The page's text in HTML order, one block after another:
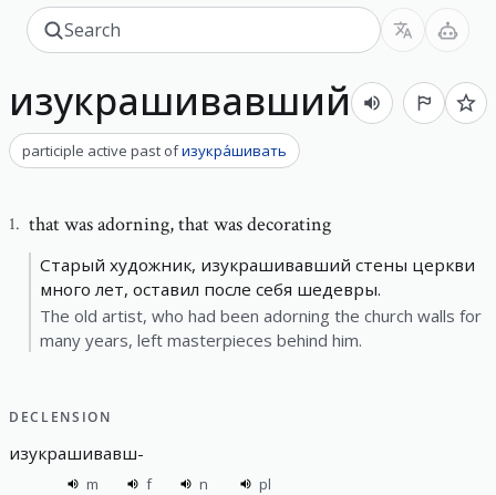
изукрашивавший
participle active past ofизукра́шивать
1. that was adorning,that was decorating
Старый художник, изукрашивавший стены церкви
много лет, оставил после себя шедевры.
The old artist, who had been adorning the church walls for
many years, left masterpieces behind him.
DECLENSION
изукрашивавш-
m f n
pl